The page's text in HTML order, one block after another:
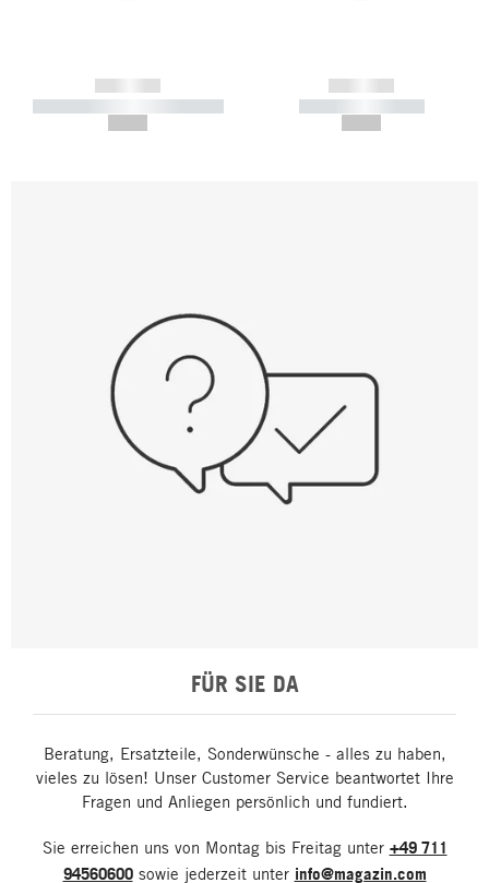
------------
----------- ----------- -----------
------------
----------- -----------
FÜR SIE DA
Beratung, Ersatzteile, Sonderwünsche - alles zu haben,
vieles zu lösen! Unser Customer Service beantwortet Ihre
Fragen und Anliegen persönlich und fundiert.
Sie erreichen uns von Montag bis Freitag unter +49 711
94560600sowie jederzeit unter info@magazin.com